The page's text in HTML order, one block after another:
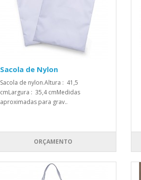
Sacola de Nylon
Sacola de nylon.Altura : 41,5
cmLargura : 35,4 cmMedidas
aproximadas para grav..
ORÇAMENTO